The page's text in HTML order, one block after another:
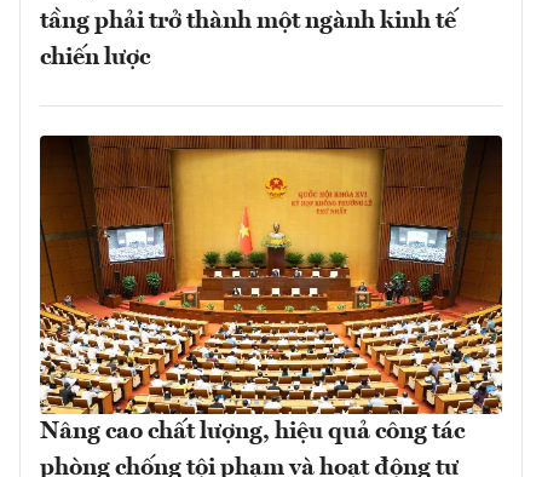
tầng phải trở thành một ngành kinh tế
chiến lược
Nâng cao chất lượng, hiệu quả công tác
phòng chống tội phạm và hoạt động tư